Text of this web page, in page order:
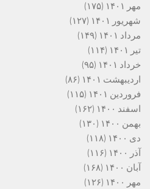
مهر ۱۴۰۱
(۱۷۵)
شهریور ۱۴۰۱
(۱۲۷)
مرداد ۱۴۰۱
(۱۴۹)
تیر ۱۴۰۱
(۱۱۴)
خرداد ۱۴۰۱
(۹۵)
اردیبهشت ۱۴۰۱
(۸۶)
فروردین ۱۴۰۱
(۱۱۵)
اسفند ۱۴۰۰
(۱۶۲)
بهمن ۱۴۰۰
(۱۳۰)
دی ۱۴۰۰
(۱۱۸)
آذر ۱۴۰۰
(۱۱۶)
آبان ۱۴۰۰
(۱۶۸)
مهر ۱۴۰۰
(۱۲۶)